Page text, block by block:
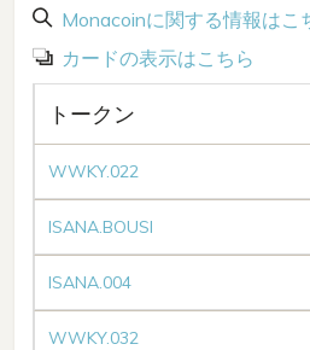
Monacoinに関する情報はこ
カードの表示はこちら
トークン
WWKY.022
ISANA.BOUSI
ISANA.004
WWKY.032